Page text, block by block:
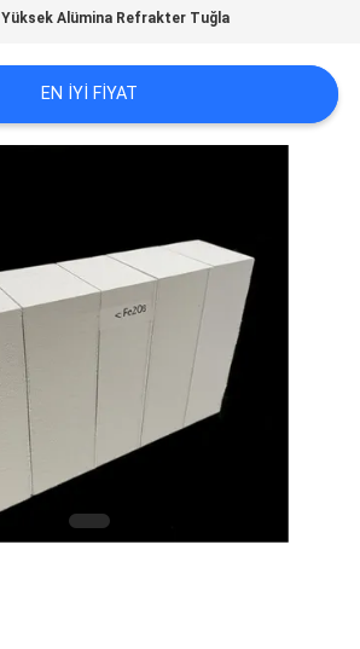
Yüksek Alümina Refrakter Tuğla
EN IYI FIYAT